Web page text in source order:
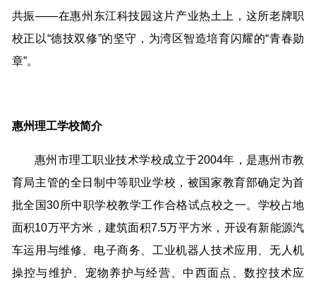
共振——在惠州东江科技园这片产业热土上，这所老牌职
校正以“德技双修”的坚守，为湾区智造培育闪耀的“青春勋
章”。
惠州理工学校简介
惠州市理工职业技术学校成立于2004年，是惠州市教
育局主管的全日制中等职业学校，被国家教育部确定为首
批全国30所中职学校教学工作合格试点校之一。学校占地
面积10万平方米，建筑面积7.5万平方米，开设有新能源汽
车运用与维修、电子商务、工业机器人技术应用、无人机
操控与维护、宠物养护与经营、中西面点、数控技术应